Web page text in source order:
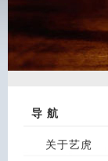
导 航
关于艺虎